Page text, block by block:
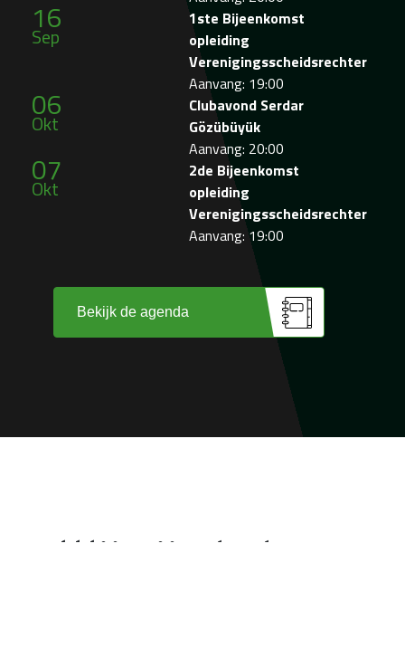
16
Sep
1ste Bijeenkomst
opleiding
Verenigingsscheidsrechter
Aanvang: 19:00
06
Okt
Clubavond Serdar
Gözübüyük
Aanvang: 20:00
07
Okt
2de Bijeenkomst
opleiding
Verenigingsscheidsrechter
Aanvang: 19:00
Bekijk de agenda
Wij zijn trots op